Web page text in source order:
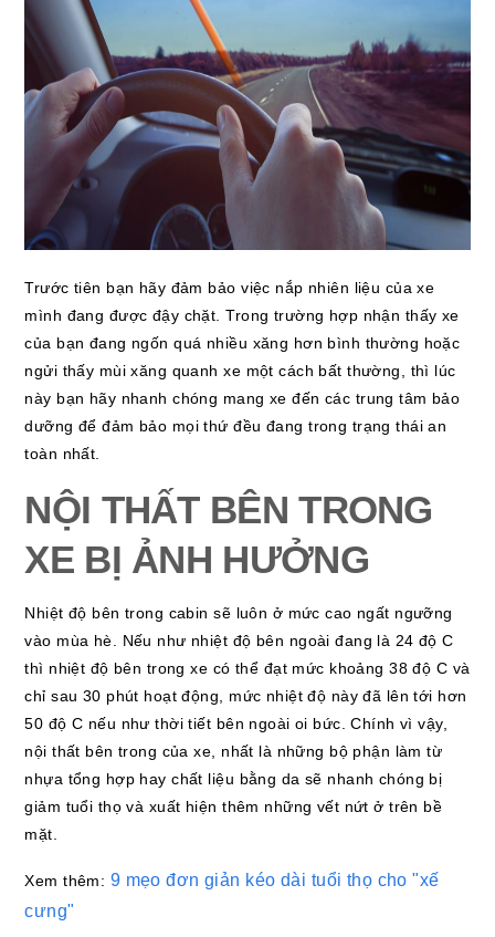
Trước tiên bạn hãy đảm bảo việc nắp nhiên liệu của xe
mình đang được đậy chặt. Trong trường hợp nhận thấy xe
của bạn đang ngốn quá nhiều xăng hơn bình thường hoặc
ngửi thấy mùi xăng quanh xe một cách bất thường, thì lúc
này bạn hãy nhanh chóng mang xe đến các trung tâm bảo
dưỡng để đảm bảo mọi thứ đều đang trong trạng thái an
toàn nhất.
NỘI THẤT BÊN TRONG
XE BỊ ẢNH HƯỞNG
Nhiệt độ bên trong cabin sẽ luôn ở mức cao ngất ngưỡng
vào mùa hè. Nếu như nhiệt độ bên ngoài đang là 24 độ C
thì nhiệt độ bên trong xe có thể đạt mức khoảng 38 độ C và
chỉ sau 30 phút hoạt động, mức nhiệt độ này đã lên tới hơn
50 độ C nếu như thời tiết bên ngoài oi bức. Chính vì vậy,
nội thất bên trong của xe, nhất là những bộ phận làm từ
nhựa tổng hợp hay chất liệu bằng da sẽ nhanh chóng bị
giảm tuổi thọ và xuất hiện thêm những vết nứt ở trên bề
mặt.
Xem thêm: 9 mẹo đơn giản kéo dài tuổi thọ cho "xế
cưng"